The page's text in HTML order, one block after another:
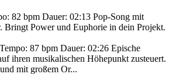
82 bpm Dauer: 02:13 Pop-Song mit
Bringt Power und Euphorie in dein Projekt.
Tempo: 87 bpm Dauer: 02:26 Epische
ihren musikalischen Höhepunkt zusteuert.
mit großem Or...